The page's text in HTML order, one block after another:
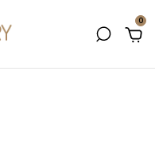
0